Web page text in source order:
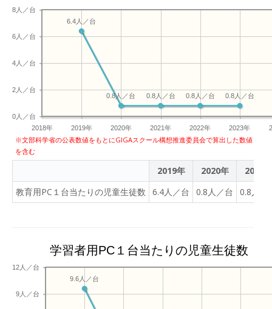
2018年 2019年 2020年 2021年 2022年 2023年
0人／台
2人／台
4人／台
6人／台
8人／台
0.8人／台
0.8人／台
0.8人／台
0.8人／台
6.4人／台
※文部科学省の公表数値をもとにGIGAスクール構想推進委員会で算出した数値
を含む
2019年 2020年
2021年
教育用PC１台当たりの児童生徒数
6.4人／台 0.8人／台 0.8人／
学習者用PC１台当たりの児童生徒数
9人／台
12人／台
9.6人／台